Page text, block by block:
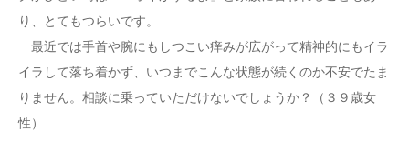
り、とてもつらいです。
最近では手首や腕にもしつこい痒みが広がって精神的にもイラ
イラして落ち着かず、いつまでこんな状態が続くのか不安でたま
りません。相談に乗っていただけないでしょうか？（３９歳女
性）